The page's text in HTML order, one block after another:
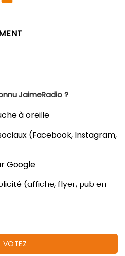
JaimeRadio ?
à oreille
(Facebook, Instagram,
Google
(affiche, flyer, pub en
VOTEZ